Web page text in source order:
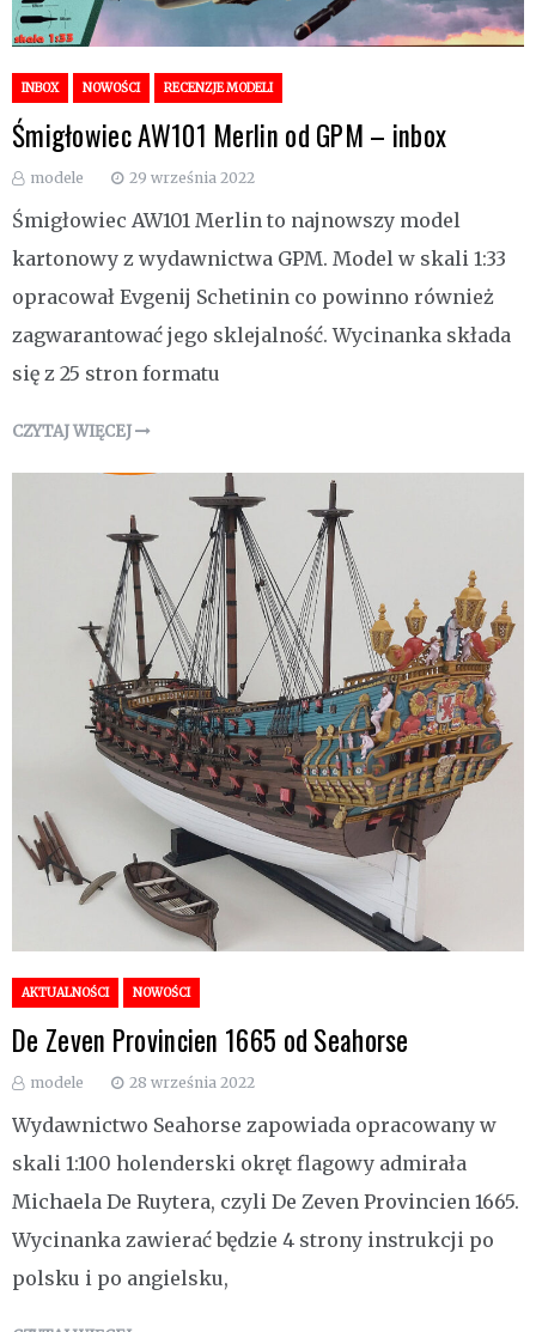
INBOX NOWOŚCI RECENZJE MODELI
Śmigłowiec AW101 Merlin od GPM – inbox
modele 29 września 2022
Śmigłowiec AW101 Merlin to najnowszy model
kartonowy z wydawnictwa GPM. Model w skali 1:33
opracował Evgenij Schetinin co powinno również
zagwarantować jego sklejalność. Wycinanka składa
się z 25 stron formatu
CZYTAJ WIĘCEJ
AKTUALNOŚCI NOWOŚCI
De Zeven Provincien 1665 od Seahorse
modele 28 września 2022
Wydawnictwo Seahorse zapowiada opracowany w
skali 1:100 holenderski okręt flagowy admirała
Michaela De Ruytera, czyli De Zeven Provincien 1665.
Wycinanka zawierać będzie 4 strony instrukcji po
polsku i po angielsku,